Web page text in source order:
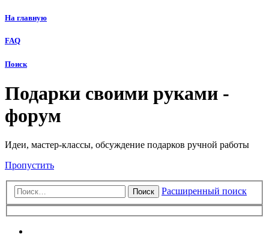
На главную
FAQ
Поиск
Подарки своими руками -
форум
Идеи, мастер-классы, обсуждение подарков ручной работы
Пропустить
Поиск Расширенный поиск